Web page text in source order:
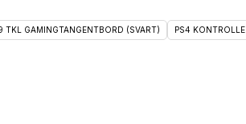
TKL GAMINGTANGENTBORD (SVART) PS4 KONTROLLE